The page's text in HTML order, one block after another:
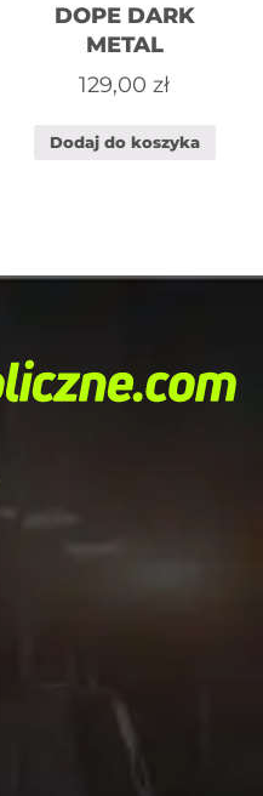
DOPE DARK
METAL
129,00zł
Dodaj do koszyka